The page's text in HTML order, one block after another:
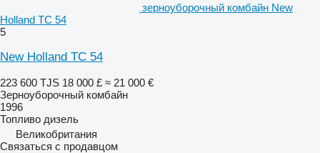
зерноуборочный комбайн New
Holland TC 54
5
New Holland TC 54
223 600 TJS 18 000 £ ≈ 21 000 €
Зерноуборочный комбайн
1996
Топливо дизель
Великобритания
Связаться с продавцом